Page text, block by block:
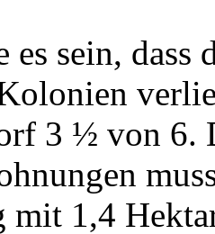
es sein,
3 ½ von 6.
mit 1,4